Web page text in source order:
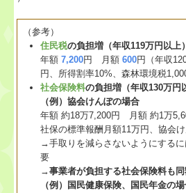
（参考）
住民税の負担増（年収119万円以上）
年額7,200円 月額600円（年収
円、所得割率10%、森林環境税
社会保険料の負担増（年収130万円
（例）協会けんぽの場合
年額 約18万7,200円 月額 約1万
社保の標準報酬月額11万円、協会け
→手取りを減らさないようにする
要
→事業者が負担する社会保険料も同
（例）国民健康保険、国民年金の